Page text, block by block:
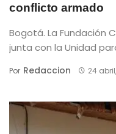
conflicto armado
Bogotá. La Fundación
junta con la Unidad
Por Redaccion 24